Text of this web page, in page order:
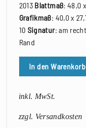
2013 Blattmaß: 48,0
Grafikmaß: 40,0 x
10 Signatur: am
Rand
In den Warenkorb
inkl. MwSt.
zzgl. Versandkosten